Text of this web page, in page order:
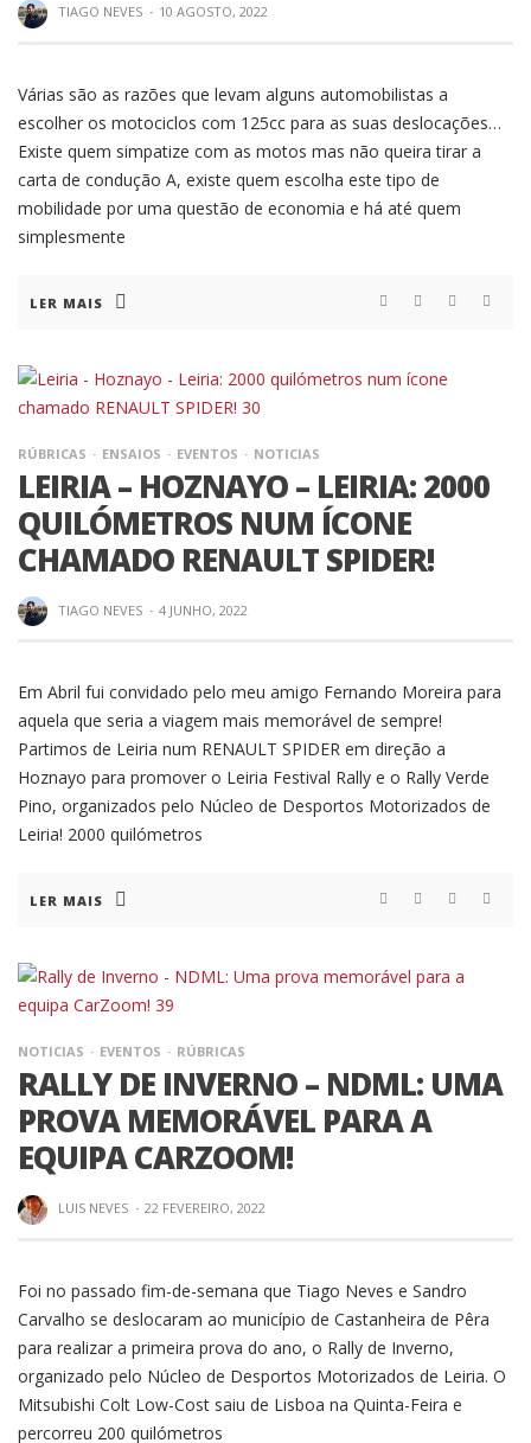
TIAGO NEVES · 10 AGOSTO, 2022
Várias são as razões que levam alguns automobilistas a
escolher os motociclos com 125cc para as suas deslocações…
Existe quem simpatize com as motos mas não queira tirar a
carta de condução A, existe quem escolha este tipo de
mobilidade por uma questão de economia e há até quem
simplesmente
LER MAIS
RÚBRICAS ENSAIOS EVENTOS NOTICIAS
LEIRIA – HOZNAYO – LEIRIA: 2000
QUILÓMETROS NUM ÍCONE
CHAMADO RENAULT SPIDER!
TIAGO NEVES · 4 JUNHO, 2022
Em Abril fui convidado pelo meu amigo Fernando Moreira para
aquela que seria a viagem mais memorável de sempre!
Partimos de Leiria num RENAULT SPIDER em direção a
Hoznayo para promover o Leiria Festival Rally e o Rally Verde
Pino, organizados pelo Núcleo de Desportos Motorizados de
Leiria! 2000 quilómetros
LER MAIS
NOTICIAS EVENTOS RÚBRICAS
RALLY DE INVERNO – NDML: UMA
PROVA MEMORÁVEL PARA A
EQUIPA CARZOOM!
LUIS NEVES · 22 FEVEREIRO, 2022
Foi no passado fim-de-semana que Tiago Neves e Sandro
Carvalho se deslocaram ao município de Castanheira de Pêra
para realizar a primeira prova do ano, o Rally de Inverno,
organizado pelo Núcleo de Desportos Motorizados de Leiria. O
Mitsubishi Colt Low-Cost saiu de Lisboa na Quinta-Feira e
percorreu 200 quilómetros